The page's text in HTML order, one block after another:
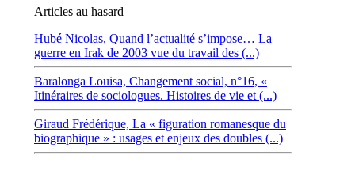
Articles au hasard
Hubé Nicolas, Quand l’actualité s’impose… La
guerre en Irak de 2003 vue du travail des (...)
Baralonga Louisa, Changement social, n°16, «
Itinéraires de sociologues. Histoires de vie et (...)
Giraud Frédérique, La « figuration romanesque du
biographique » : usages et enjeux des doubles (...)